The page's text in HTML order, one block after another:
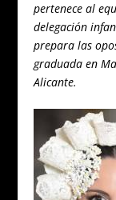
pertenece al
delegación
prepara las
graduada en
Alicante.